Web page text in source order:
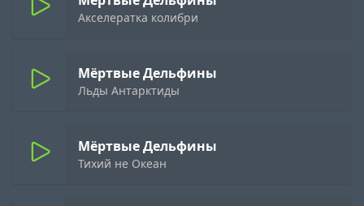
Акселератка колибри
Мёртвые Дельфины
Льды Антарктиды
Мёртвые Дельфины
Тихий не Океан